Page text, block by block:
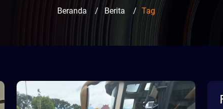
Beranda / Berita / Tag